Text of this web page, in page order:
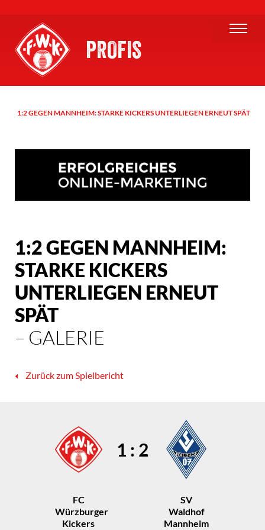
PROFIS
1:2 GEGEN MANNHEIM: STARKE KICKERS UNTERLIEGEN ERNEUT SPÄT
1:2 GEGEN MANNHEIM:
STARKE KICKERS
UNTERLIEGEN ERNEUT
SPÄT
– GALERIE
Zurück zum Spielbericht
FC
Würzburger
Kickers
1 : 2
SV
Waldhof
Mannheim